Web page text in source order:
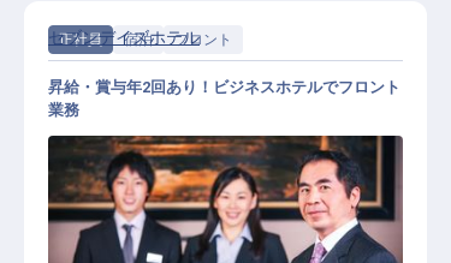
正社員 宿泊 フロント
セブンデイズホテル
昇給・賞与年2回あり！ビジネスホテルでフロント
業務